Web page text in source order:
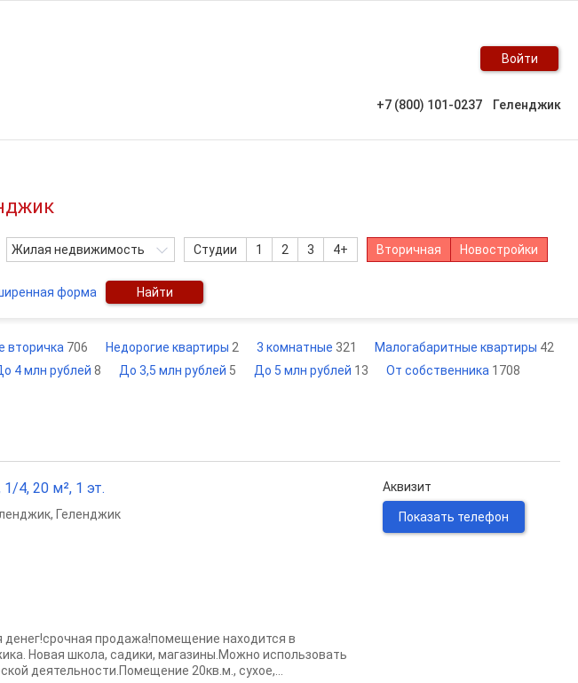
Войти
+7 (800) 101-0237 Геленджик
Жилая недвижимость Студии 1 2 3 4+ Вторичная Новостройки
форма Найти
вторичка 706 Недорогие квартиры 2 3 комнатные 321 Малогабаритные квартиры 42
4 млн рублей 8 До 3,5 млн рублей 5 До 5 млн рублей 13 От собственника 1708
4, 20 м², 1 эт.
, Геленджик
продажа!помещение находится в
Новая школа, садики, магазины.Можно использовать
деятельности.Помещение 20кв.м., сухое,...
Аквизит
Показать телефон